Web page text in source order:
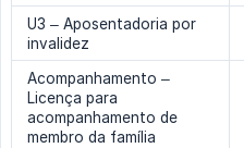
U3 – Aposentadoria por
invalidez
Acompanhamento –
Licença para
acompanhamento de
membro da família